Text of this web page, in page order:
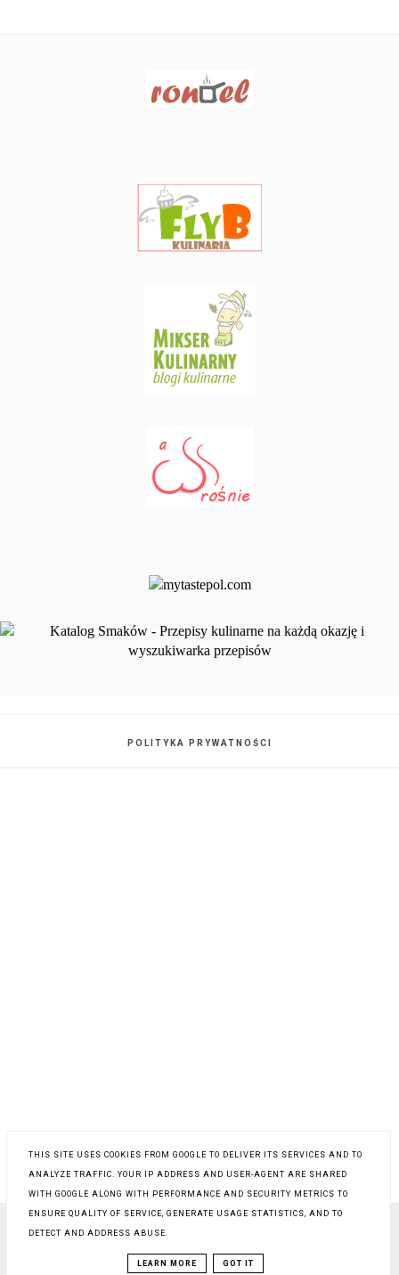
POLITYKA PRYWATNOŚCI
COPYRIGHT ©PROSTY PRZEPIS NA
BLOG DESIGN:KAROGRAFIA.PL
THIS SITE USES COOKIES FROM GOOGLE TO DELIVER ITS SERVICES AND TO
ANALYZE TRAFFIC. YOUR IP ADDRESS AND USER-AGENT ARE SHARED
WITH GOOGLE ALONG WITH PERFORMANCE AND SECURITY METRICS TO
ENSURE QUALITY OF SERVICE, GENERATE USAGE STATISTICS, AND TO
DETECT AND ADDRESS ABUSE.
LEARN MORE GOT IT